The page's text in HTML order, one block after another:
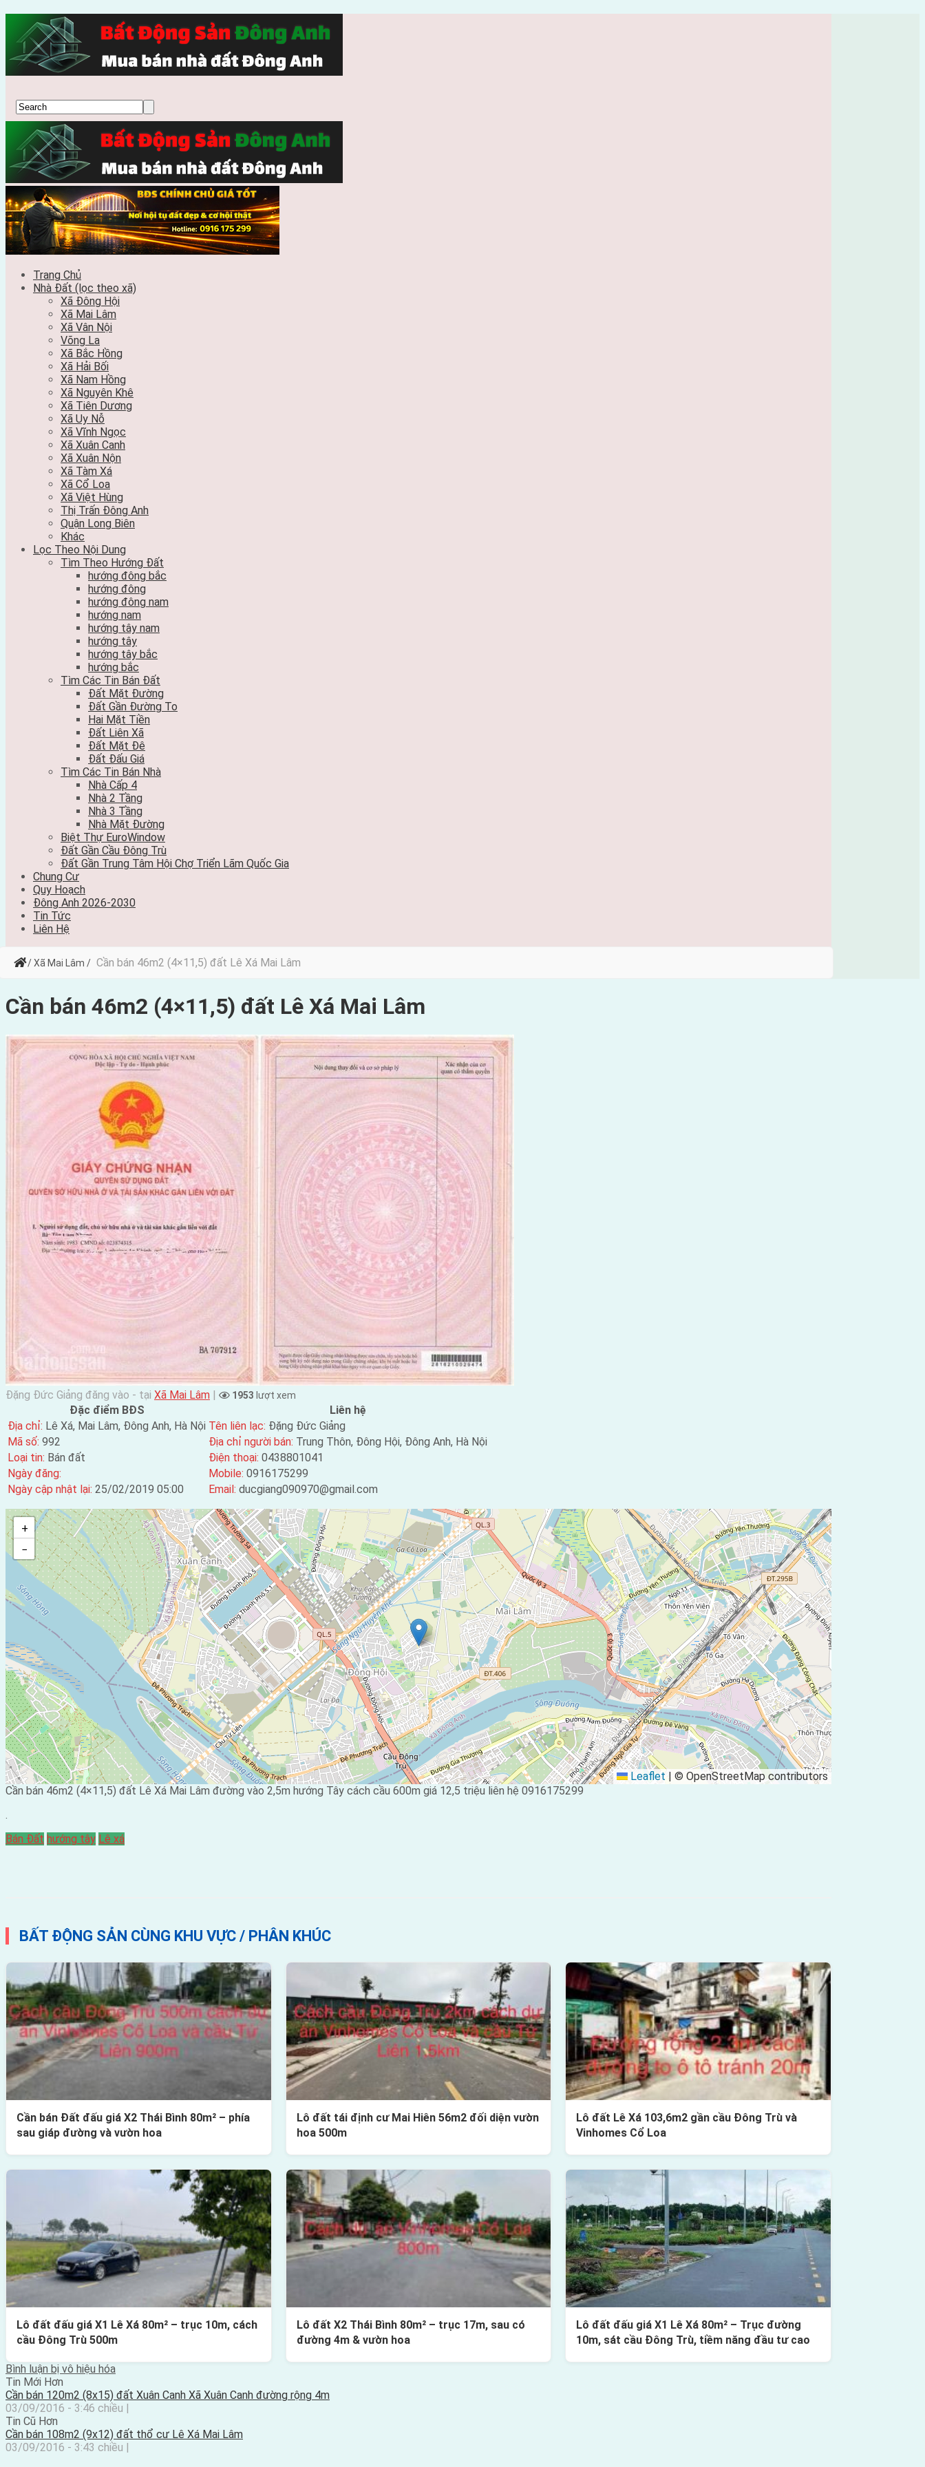
Trang Chủ
Nhà Đất (lọc theo xã)
Xã Đông Hội
Xã Mai Lâm
Xã Vân Nội
Võng La
Xã Bắc Hồng
Xã Hải Bối
Xã Nam Hồng
Xã Nguyên Khê
Xã Tiên Dương
Xã Uy Nỗ
Xã Vĩnh Ngọc
Xã Xuân Canh
Xã Xuân Nộn
Xã Tàm Xá
Xã Cổ Loa
Xã Việt Hùng
Thị Trấn Đông Anh
Quận Long Biên
Khác
Lọc Theo Nội Dung
Tìm Theo Hướng Đất
hướng đông bắc
hướng đông
hướng đông nam
hướng nam
hướng tây nam
hướng tây
hướng tây bắc
hướng bắc
Tìm Các Tin Bán Đất
Đất Mặt Đường
Đất Gần Đường To
Hai Mặt Tiền
Đất Liên Xã
Đất Mặt Đê
Đất Đấu Giá
Tìm Các Tin Bán Nhà
Nhà Cấp 4
Nhà 2 Tầng
Nhà 3 Tầng
Nhà Mặt Đường
Biệt Thự EuroWindow
Đất Gần Cầu Đông Trù
Đất Gần Trung Tâm Hội Chợ Triển Lãm Quốc Gia
Chung Cư
Quy Hoạch
Đông Anh 2026-2030
Tin Tức
Liên Hệ
/ Xã Mai Lâm / Cần bán 46m2 (4×11,5) đất Lê Xá Mai Lâm
Cần bán 46m2 (4×11,5) đất Lê Xá Mai Lâm
Đặng Đức Giảng đăng vào - tại Xã Mai Lâm | 1953 lượt xem
Đặc điểm BĐS
Liên hệ
Địa chỉ: Lê Xá, Mai Lâm, Đông Anh, Hà Nội Tên liên lạc: Đặng Đức Giảng
Mã số: 992 Địa chỉ người bán: Trung Thôn, Đông Hội, Đông Anh, Hà Nội
Loại tin: Bán đất Điện thoại: 0438801041
Ngày đăng:
Mobile: 0916175299
Ngày cập nhật lại: 25/02/2019 05:00 Email: ducgiang090970@gmail.com
+
−
Leaflet | © OpenStreetMap contributors
Cần bán 46m2 (4×11,5) đất Lê Xá Mai Lâm đường vào 2,5m hướng Tây cách cầu 600m giá 12,5 triệu liên hệ 0916175299
Bán Đất hướng tây Lê xá
BẤT ĐỘNG SẢN CÙNG KHU VỰC / PHÂN KHÚC
Cần bán Đất đấu giá X2 Thái Bình 80m² – phía
sau giáp đường và vườn hoa
Lô đất tái định cư Mai Hiên 56m2 đối diện vườn
hoa 500m
Lô đất Lê Xá 103,6m2 gần cầu Đông Trù và
Vinhomes Cổ Loa
Lô đất đấu giá X1 Lê Xá 80m² – trục 10m, cách
cầu Đông Trù 500m
Lô đất X2 Thái Bình 80m² – trục 17m, sau có
đường 4m & vườn hoa
Lô đất đấu giá X1 Lê Xá 80m² – Trục đường
10m, sát cầu Đông Trù, tiềm năng đầu tư cao
Bình luận bị vô hiệu hóa
Tin Mới Hơn
Cần bán 120m2 (8x15) đất Xuân Canh Xã Xuân Canh đường rộng 4m
03/09/2016 - 3:46 chiều |
Tin Cũ Hơn
Cần bán 108m2 (9x12) đất thổ cư Lê Xá Mai Lâm
03/09/2016 - 3:43 chiều |